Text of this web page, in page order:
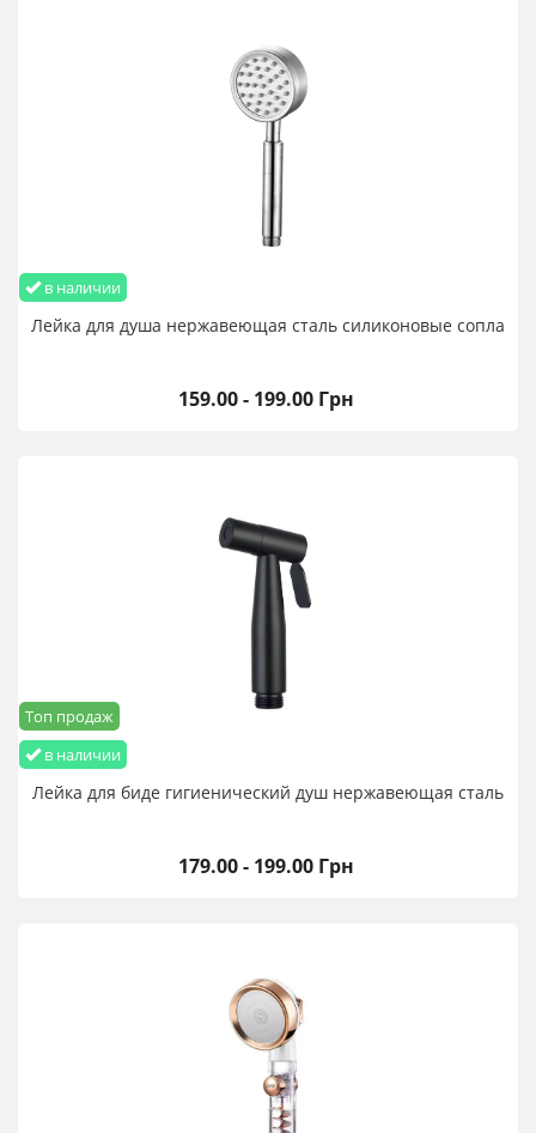
в наличии
Лейка для душа нержавеющая сталь силиконовые сопла
159.00 - 199.00 Грн
в наличии
Топ продаж
Лейка для биде гигиенический душ нержавеющая сталь
179.00 - 199.00 Грн